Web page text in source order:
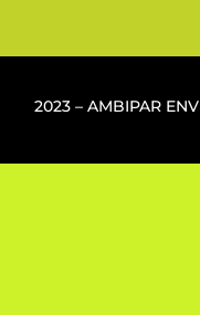
2023 – AMBIPAR